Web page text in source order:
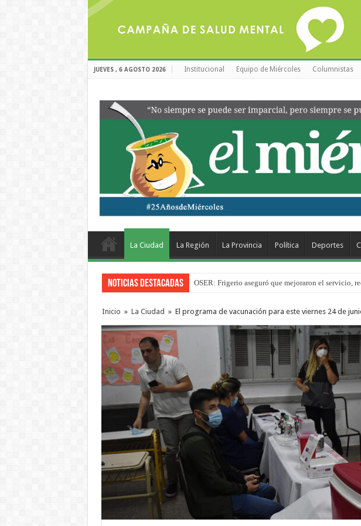
JUEVES , 6 AGOSTO 2026 Institucional Equipo de Miércoles Columnistas
La Ciudad La Región La Provincia Política Deportes
Noticias Destacadas OSER: Frigerio aseguró que mejoraron el servicio,
La Justicia suspende los ultraprocesados en las
Inicio » La Ciudad » El programa de vacunación para este viernes 24 de